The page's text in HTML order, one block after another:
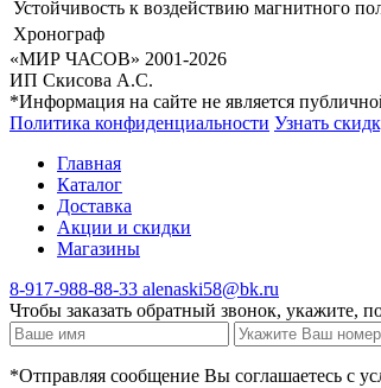
Устойчивость к воздействию магнитного
Хронограф
«МИР ЧАСОВ» 2001-2026
ИП Скисова А.С.
*Информация на сайте не является
Политика конфиденциальности Узнать
Главная
Каталог
Доставка
Акции и скидки
Магазины
8-917-988-88-33 alenaski58@bk.ru
Чтобы заказать обратный звонок, укажите,
*Отправляя сообщение Вы соглашаетесь с